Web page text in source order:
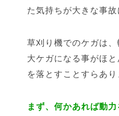
た気持ちが大きな事故
草刈り機でのケガは、
大ケガになる事がほ
を落とすことすらあり
まず、何かあれば動